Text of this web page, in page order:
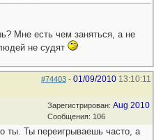
Мне есть чем заняться, а не
не судят
#74403 - 01/09/2010 13:10:11
Зарегистрирован: Aug 2010
Сообщения: 106
ты. Ты переигрываешь часто, а